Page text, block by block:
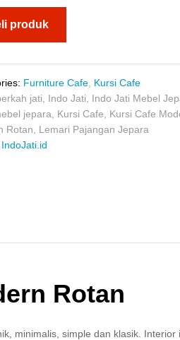
produk
Furniture Cafe Kursi Cafe
jati Indo Jati Indo Jati Mebel
jepara
Kursi Cafe Kursi Cafe
Rotan
Lemari Pajangan Jepara
IndoJati.id
Rotan
minimalis, simple dan klasik. Interior